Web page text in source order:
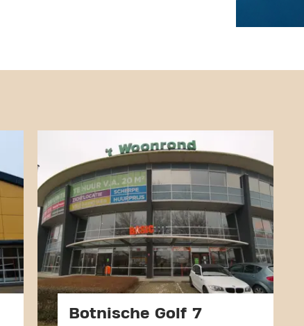
Botnische Golf 7